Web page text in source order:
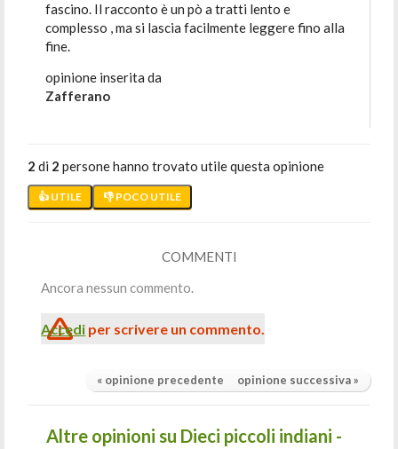
fascino. Il racconto è un pò a tratti lento e
complesso , ma si lascia facilmente leggere fino alla
fine.
opinione inserita da
Zafferano
2 di 2 persone hanno trovato utile questa opinione
👍 UTILE 👎 POCO UTILE
COMMENTI
Ancora nessun commento.
Accedi per scrivere un commento.
« opinione precedente opinione successiva »
Altre opinioni su Dieci piccoli indiani -